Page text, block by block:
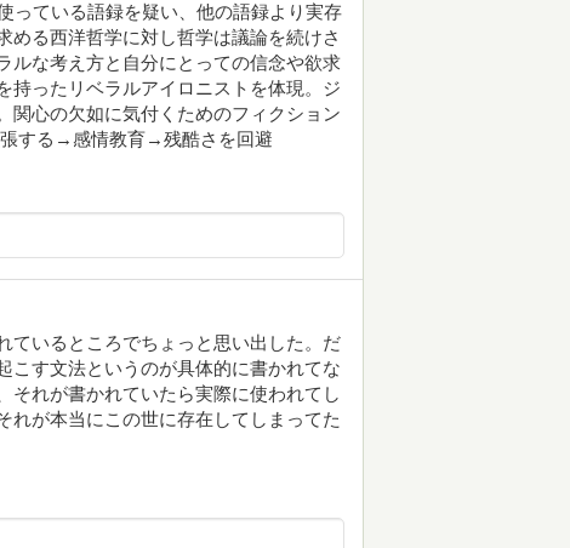
っている語録を疑い、他の語録より実存
める西洋哲学に対し哲学は議論を続けさ
ルな考え方と自分にとっての信念や欲求
持ったリベラルアイロニストを体現。ジ
関心の欠如に気付くためのフィクション
する→感情教育→残酷さを回避
ているところでちょっと思い出した。だ
こす文法というのが具体的に書かれてな
それが書かれていたら実際に使われてし
れが本当にこの世に存在してしまってた